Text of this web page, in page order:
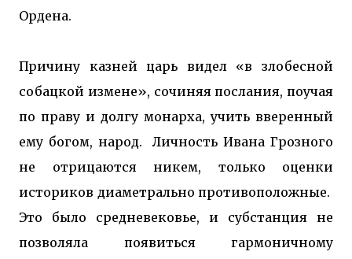
Ордена.
Причину казней царь видел «в злобесной
собацкой измене», сочиняя послания, поучая
по праву и долгу монарха, учить вверенный
ему богом, народ. Личность Ивана Грозного
не отрицаются никем, только оценки
историков диаметрально противоположные.
Это было средневековье, и субстанция не
позволяла появиться гармоничному